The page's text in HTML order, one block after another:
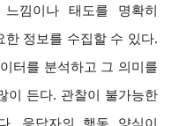
낌이나 태도를 명확히
한 정보를 수집할 수 있다.
터를 분석하고 그 의미를
이 든다. 관찰이 불가능한
. 응답자의 행동 양식이